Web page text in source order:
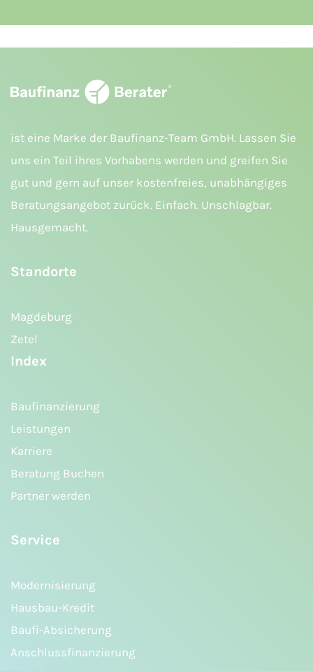
ist eine Marke der Baufinanz-Team GmbH. Lassen Sie
uns ein Teil ihres Vorhabens werden und greifen Sie
gut und gern auf unser kostenfreies, unabhängiges
Beratungsangebot zurück. Einfach. Unschlagbar.
Hausgemacht.
Standorte
Magdeburg
Zetel
Index
Baufinanzierung
Leistungen
Karriere
Beratung Buchen
Partner werden
Service
Modernisierung
Hausbau-Kredit
Baufi-Absicherung
Anschlussfinanzierung